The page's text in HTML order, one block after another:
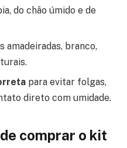
do chão úmido e de
amadeiradas, branco,
para evitar folgas,
direto com umidade.
comprar o kit